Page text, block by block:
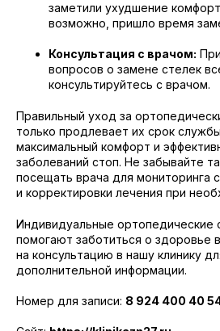
заметили ухудшение
возможно, пришло время
Консультация с врачом:
вопросов о замене стелек
консультируйтесь с врачом.
Правильный уход за
только продлевает их срок
максимальный комфорт и
заболеваний стоп. Не забывайте
посещать врача для мониторинга
и корректировки лечения при
Индивидуальные ортопедические
помогают заботиться о здоровье
на консультацию в нашу клинику
дополнительной информации.
Номер для записи: 8 924 400 40